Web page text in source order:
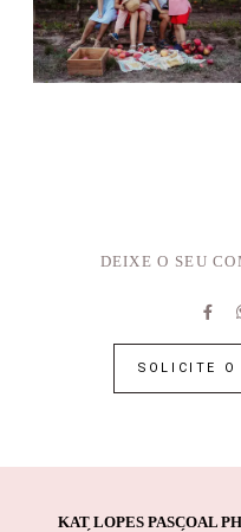
DEIXE O SEU
SOLICITE O
KAT LOPES PASCOAL